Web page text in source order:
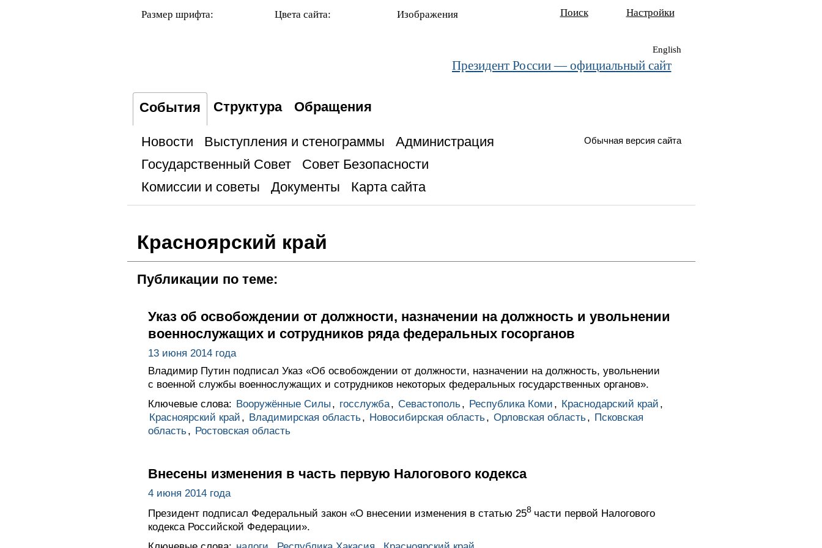
Размер шрифта: Цвета сайта: Изображения Поиск Настройки
English
Президент России — официальный сайт
События Структура Обращения
Обычная версия сайта
Новости Выступления и стенограммы
Администрация
Государственный Совет
Совет Безопасности
Комиссии и советы
Документы Карта сайта
Красноярский край
Публикации по теме:
Указ об освобождении от должности, назначении на должность и увольнении
военнослужащих и сотрудников ряда федеральных госорганов
13 июня 2014 года
Владимир Путин подписал Указ «Об освобождении от должности, назначении на должность, увольнении
с военной службы военнослужащих и сотрудников некоторых федеральных государственных органов».
Ключевые слова: Вооружённые Силы , госслужба, Севастополь, Республика Коми , Краснодарский край ,
Красноярский край , Владимирская область, Новосибирская область, Орловская область, Псковская
область, Ростовская область
Внесены изменения в часть первую Налогового кодекса
4 июня 2014 года
Президент подписал Федеральный закон «О внесении изменения в статью 258 части первой Налогового
кодекса Российской Федерации».